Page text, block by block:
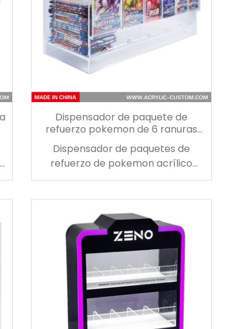
Dispensador de paquete de
refuerzo pokemon de 6 ranuras
para pokemon mtg
Dispensador de paquetes de
refuerzo de pokemon acrílico
Dispensador apilable y expandible
de Pokémon y más. ¡6
compartimentos para hasta 50
paquetes de refuerzo cada uno!